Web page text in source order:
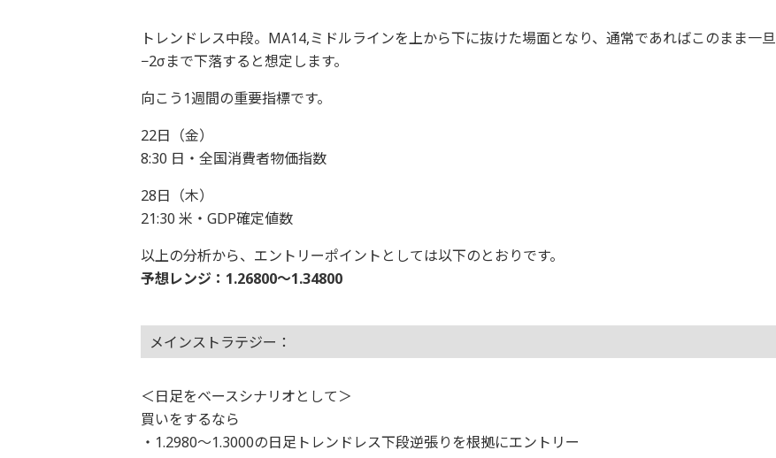
トレンドレス中段。MA14,ミドルラインを上から下に抜けた場面となり、通常であればこのまま一旦
−2σまで下落すると想定します。
向こう1週間の重要指標です。
22日（金）
8:30 日・全国消費者物価指数
28日（木）
21:30 米・GDP確定値数
以上の分析から、エントリーポイントとしては以下のとおりです。
予想レンジ：1.26800〜1.34800
メインストラテジー：
＜日足をベースシナリオとして＞
買いをするなら
・1.2980〜1.3000の日足トレンドレス下段逆張りを根拠にエントリー